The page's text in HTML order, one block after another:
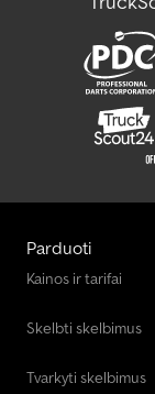
Vaismedžių Ir
Parduoti
Kainos ir tarifai
Skelbti skelbimus
Tvarkyti skelbimus